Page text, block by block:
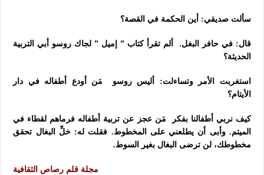
سألت صديقي: أين الحكمة في القصة؟
قال: في حافر البغل. ألم تقرأ كتاب ” إميل ” لجاك روسو أبي التربية
الحديثة؟
استغربت الأمر وتساءلت: أليس روسو مَن أودع أطفاله في دار
الأيتام؟
كيف نربي أطفالنا بفكر مَن عجز عن تربية أطفاله فرماهم لقطاء في
الميتم. وأبى أن يطلعني على المخطوط. فقلت له: خلِّ البغال تحقق
مخطوطك، لن ترضى البغال بغير السوط.
مجلة قلم رصاص الثقافية